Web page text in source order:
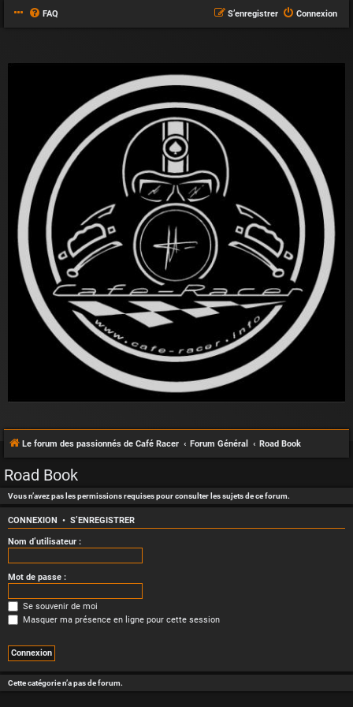
FAQ Connexion
S’enregistrer
Le forum des passionnés de Café Racer Forum Général Road Book
Road Book
Vous n’avez pas les permissions requises pour consulter les sujets de ce forum.
CONNEXION • S’ENREGISTRER
Nom d’utilisateur :
Mot de passe :
Se souvenir de moi
Masquer ma présence en ligne pour cette session
Cette catégorie n’a pas de forum.